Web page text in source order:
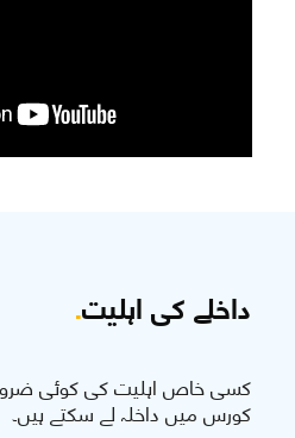
داخلے کی اہلیت.
کسی خاص اہلیت کی کوئی
کورس میں داخلہ لے سکتے ہیں۔